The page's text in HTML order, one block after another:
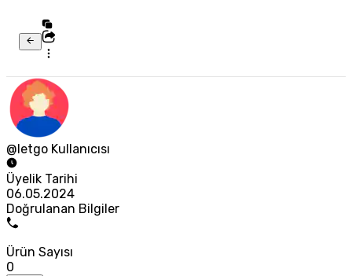
@letgo Kullanıcısı
Üyelik Tarihi
06.05.2024
Doğrulanan Bilgiler
Ürün Sayısı
0